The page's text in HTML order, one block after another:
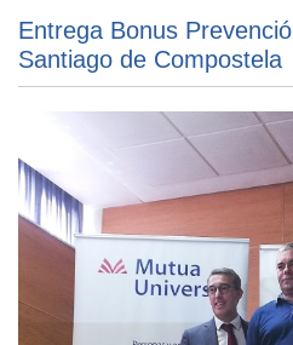
Entrega Bonus
Santiago de Compostela